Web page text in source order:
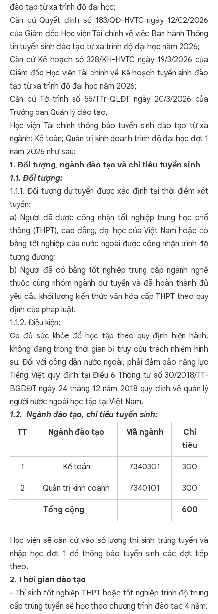
đào tạo từ xa trình độ đại học;
Căn cứ Quyết định số 183/QĐ-HVTC ngày 12/02/2026
của Giám đốc Học viện Tài chính về việc Ban hành Thông
tin tuyển sinh đào tạo từ xa trình độ đại học năm 2026;
Căn cứ Kế hoạch số 328/KH-HVTC ngày 19/3/2026 của
Giám đốc Học viện Tài chính về Kế hoạch tuyển sinh đào
tạo từ xa trình độ đại học năm 2026;
Căn cứ Tờ trình số 55/TTr-QLĐT ngày 20/3/2026 của
Trưởng ban Quản lý đào tạo,
Học viện Tài chính thông báo tuyển sinh đào tạo từ xa
ngành: Kế toán; Quản trị kinh doanh trình độ đại học đợt 1
năm 2026 như sau:
1. Đối tượng, ngành đào tạo và chỉ tiêu tuyển sinh
1.1. Đối tượng:
1.1.1. Đối tượng dự tuyển được xác định tại thời điểm xét
tuyển:
a) Người đã được công nhận tốt nghiệp trung học phổ
thông (THPT), cao đẳng, đại học của Việt Nam hoặc có
bằng tốt nghiệp của nước ngoài được công nhận trình độ
tương đương;
b) Người đã có bằng tốt nghiệp trung cấp ngành nghề
thuộc cùng nhóm ngành dự tuyển và đã hoàn thành đủ
yêu cầu khối lượng kiến thức văn hóa cấp THPT theo quy
định của pháp luật.
1.1.2. Điều kiện:
Có đủ sức khỏe để học tập theo quy định hiện hành,
không đang trong thời gian bị truy cứu trách nhiệm hình
sự. Đối với công dân nước ngoài, phải đảm bảo năng lực
Tiếng Việt quy định tại Điều 6 Thông tư số 30/2018/TT-
BGDĐT ngày 24 tháng 12 năm 2018 quy định về quản lý
người nước ngoài học tập tại Việt Nam.
1.2. Ngành đào tạo, chỉ tiêu tuyển sinh:
TT
Ngành đào tạo Mã ngành
Chỉ
tiêu
1 Kế toán 7340301 300
2 Quản trị kinh doanh 7340101 300
Tổng cộng 600
Học viện sẽ căn cứ vào số lượng thí sinh trúng tuyển và
nhập học đợt 1 để thông báo tuyển sinh các đợt tiếp
theo.
2. Thời gian đào tạo
- Thí sinh tốt nghiệp THPT hoặc tốt nghiệp trình độ trung
cấp trúng tuyển sẽ học theo chương trình đào tạo 4 năm.